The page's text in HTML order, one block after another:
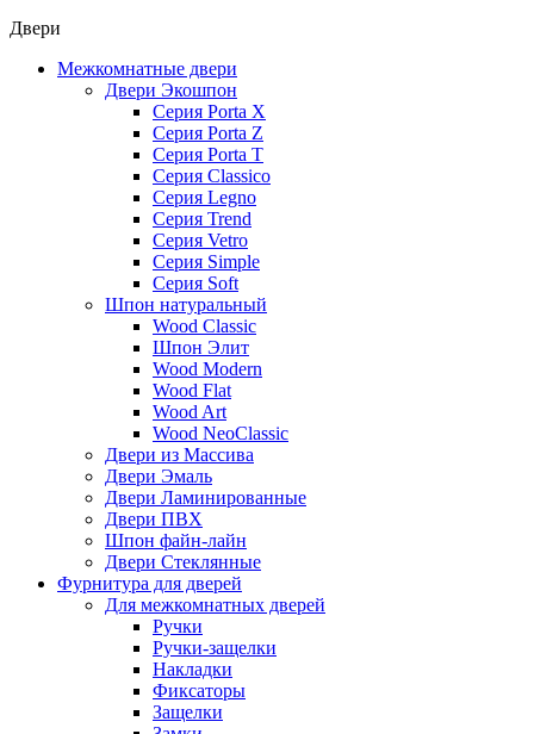
Двери
Межкомнатные двери
Двери Экошпон
Серия Porta X
Серия Porta Z
Серия Porta T
Серия Classico
Серия Legno
Серия Trend
Серия Vetro
Серия Simple
Серия Soft
Шпон натуральный
Wood Classic
Шпон Элит
Wood Modern
Wood Flat
Wood Art
Wood NeoClassic
Двери из Массива
Двери Эмаль
Двери Ламинированные
Двери ПВХ
Шпон файн-лайн
Двери Стеклянные
Фурнитура для дверей
Для межкомнатных дверей
Ручки
Ручки-защелки
Накладки
Фиксаторы
Защелки